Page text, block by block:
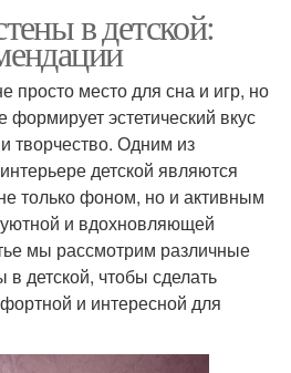
в детской:
просто место для сна и игр, но
формирует эстетический вкус
творчество. Одним из
детской являются
только фоном, но и активным
и вдохновляющей
мы рассмотрим различные
в детской, чтобы сделать
и интересной для